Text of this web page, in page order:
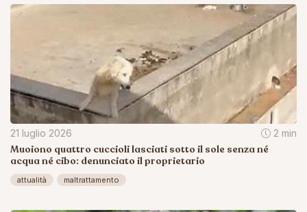
21 luglio 2026 2 min
Muoiono quattro cuccioli lasciati sotto il sole senza né
acqua né cibo: denunciato il proprietario
attualità maltrattamento